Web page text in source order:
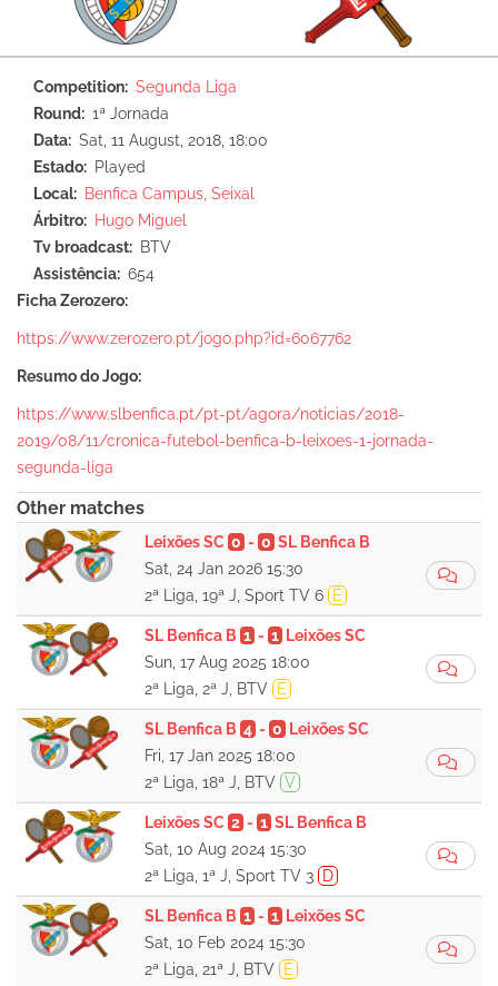
Competition
Segunda Liga
Round
1ª Jornada
Data
Sat, 11 August, 2018, 18:00
Estado
Played
Local
Benfica Campus, Seixal
Árbitro
Hugo Miguel
Tv broadcast
BTV
Assistência
654
Ficha Zerozero:
https://www.zerozero.pt/jogo.php?id=6067762
Resumo do Jogo:
https://www.slbenfica.pt/pt-pt/agora/noticias/2018-
2019/08/11/cronica-futebol-benfica-b-leixoes-1-jornada-
segunda-liga
Other matches
Leixões SC 0 - 0 SL Benfica B
Sat, 24 Jan 2026 15:30
2ª Liga, 19ª J, Sport TV 6
E
SL Benfica B 1- 1 Leixões SC
Sun, 17 Aug 2025 18:00
2ª Liga, 2ª J, BTV
E
SL Benfica B 4- 0
Leixões SC
Fri, 17 Jan 2025 18:00
2ª Liga, 18ª J, BTV V
Leixões SC 2- 1 SL Benfica B
Sat, 10 Aug 2024 15:30
2ª Liga, 1ª J, Sport TV 3
D
SL Benfica B 1- 1 Leixões SC
Sat, 10 Feb 2024 15:30
2ª Liga, 21ª J, BTV
E